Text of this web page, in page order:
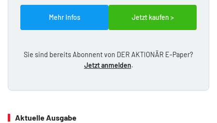
Mehr Infos Jetzt kaufen >
Sie sind bereits Abonnent von DER AKTIONÄR E-Paper?
Jetzt anmelden.
Aktuelle Ausgabe